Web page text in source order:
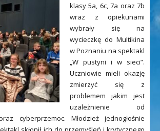
klasy 5a, 6c, 7a oraz 7b
wraz z opiekunami
wybrały się na
wycieczkę do Multikina
w Poznaniu na spektakl
„W pustyni i w sieci”.
Uczniowie mieli okazję
zmierzyć się z
problemem jakim jest
uzależnienie od
cyberprzemoc. Młodzież jednogłośnie